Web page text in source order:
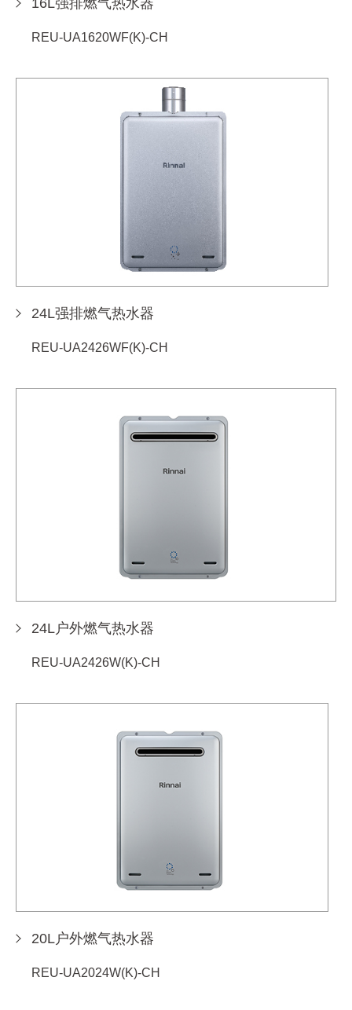
16L强排燃气热水器
REU-UA1620WF(K)-CH
24L强排燃气热水器
REU-UA2426WF(K)-CH
24L户外燃气热水器
REU-UA2426W(K)-CH
20L户外燃气热水器
REU-UA2024W(K)-CH